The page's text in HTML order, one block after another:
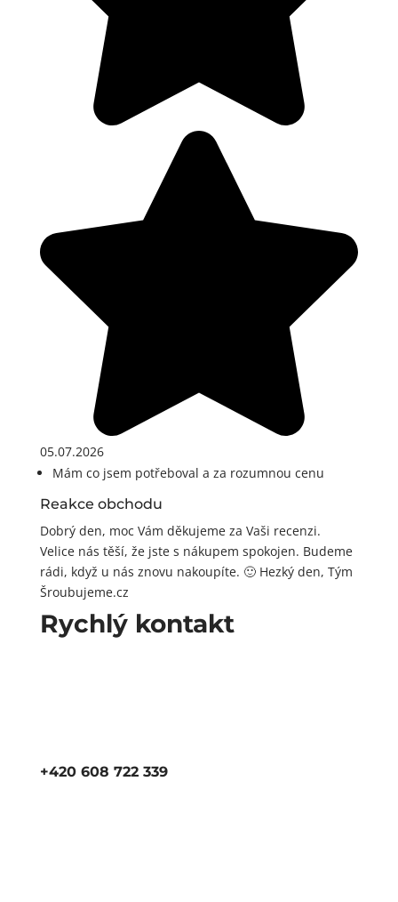
05.07.2026
Mám co jsem potřeboval a za rozumnou cenu
Reakce obchodu
Dobrý den, moc Vám děkujeme za Vaši recenzi.
Velice nás těší, že jste s nákupem spokojen. Budeme
rádi, když u nás znovu nakoupíte. 🙂 Hezký den, Tým
Šroubujeme.cz
Rychlý kontakt
+420 608 722 339